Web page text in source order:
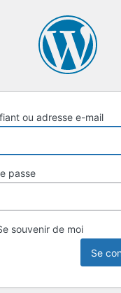
ou adresse e-mail
passe
souvenir de moi